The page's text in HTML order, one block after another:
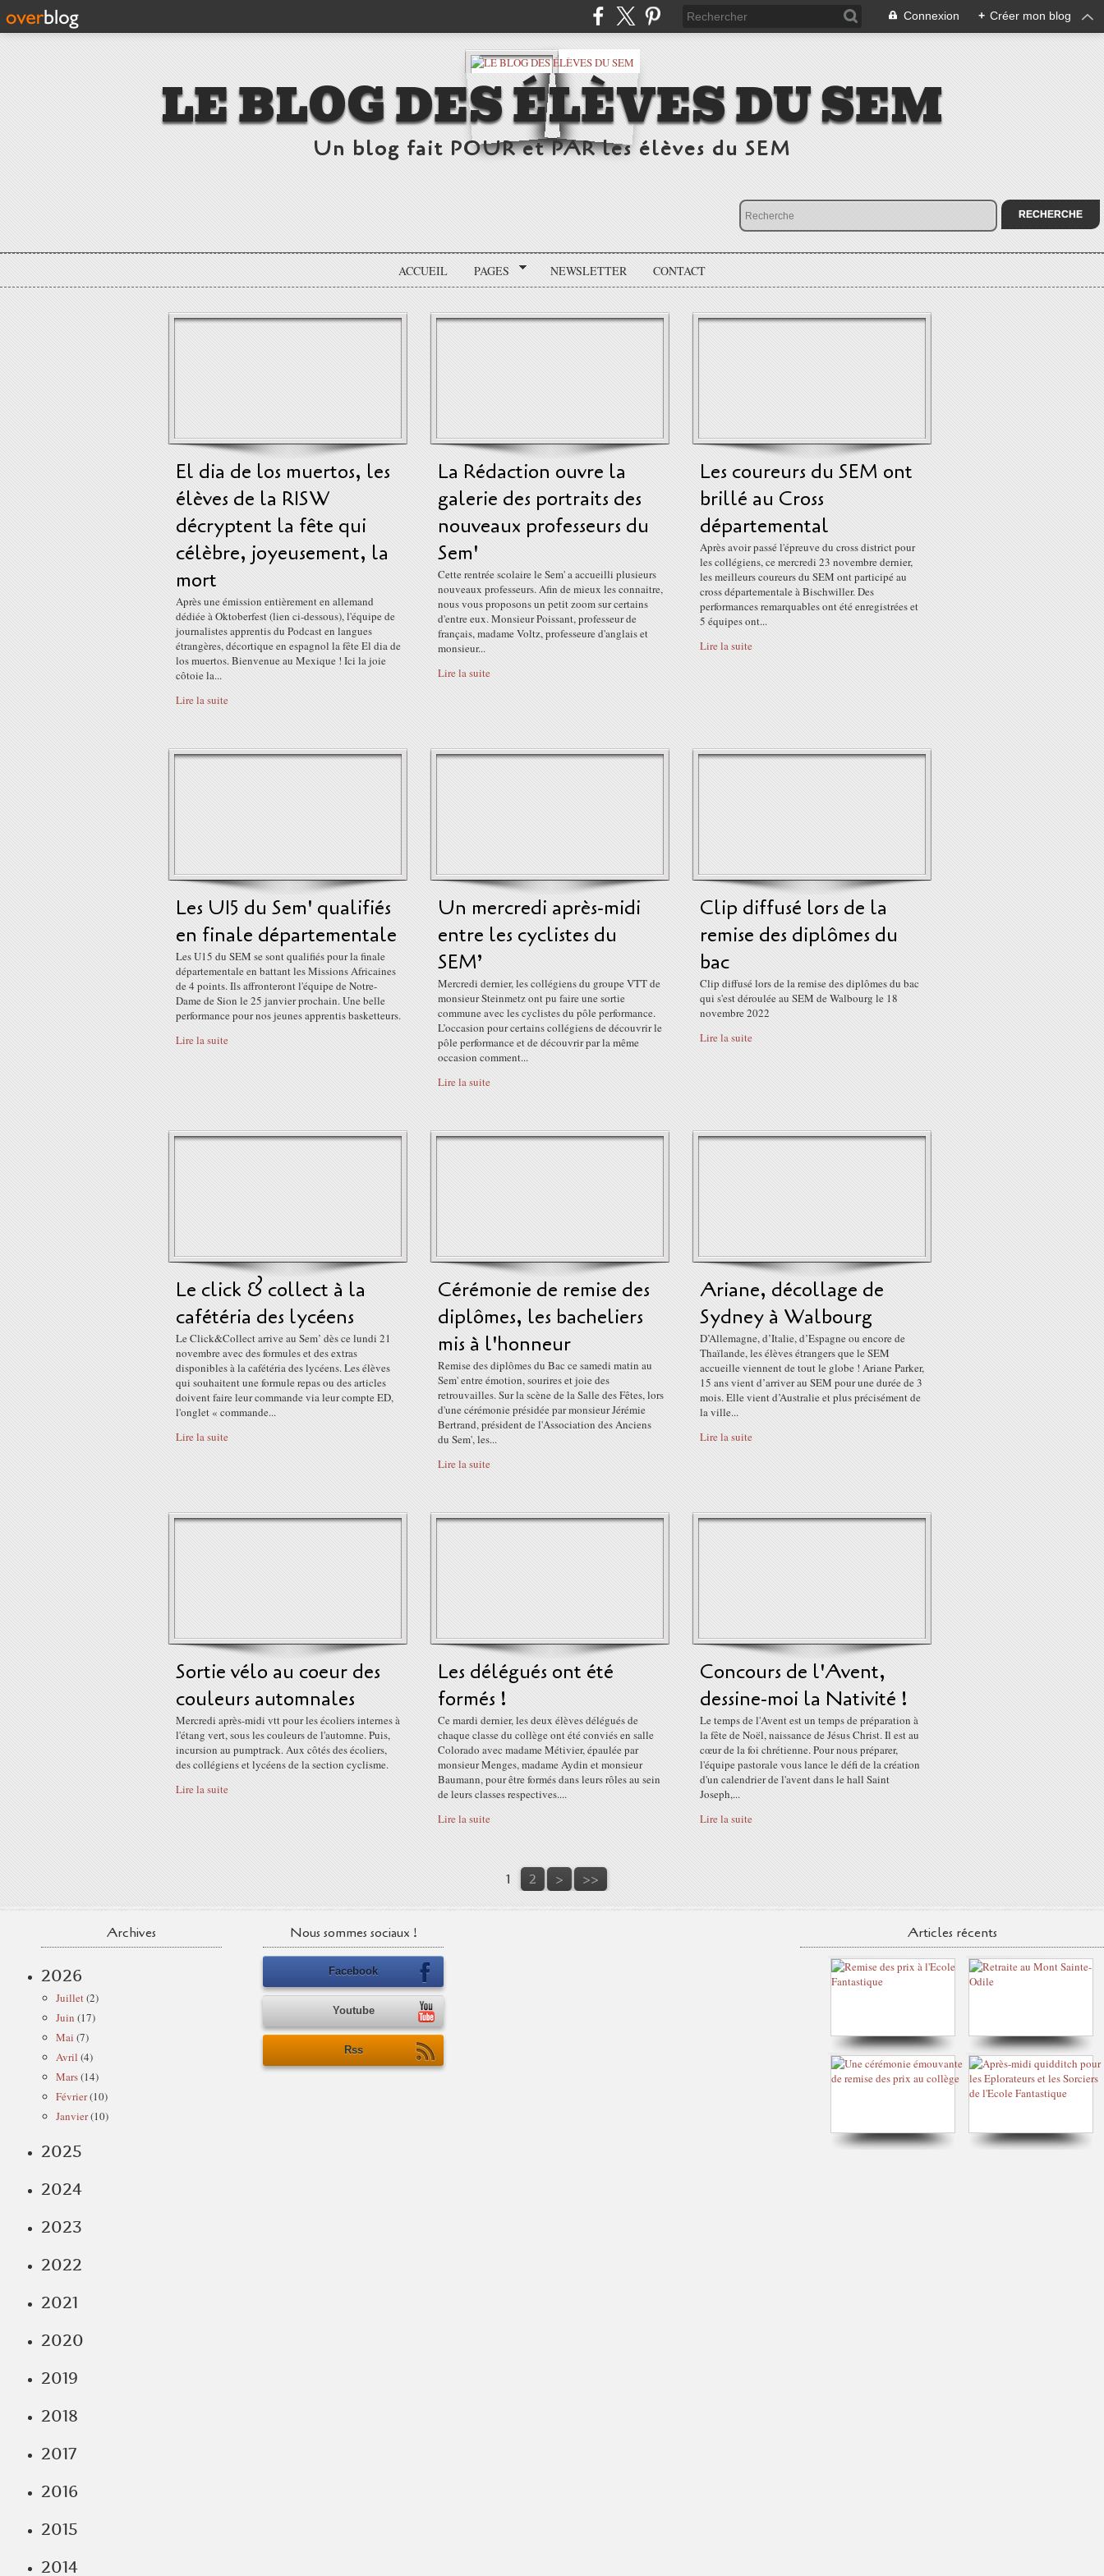
Connexion + Créer mon blog
LE BLOG DES ÉLÈVES DU SEM
Un blog fait POUR et PAR les élèves du SEM
ACCUEIL PAGES NEWSLETTER CONTACT
El dia de los muertos, les
élèves de la RISW
décryptent la fête qui
célèbre, joyeusement, la
mort
Après une émission entièrement en allemand
dédiée à Oktoberfest (lien ci-dessous), l'équipe de
journalistes apprentis du Podcast en langues
étrangères, décortique en espagnol la fête El dia de
los muertos. Bienvenue au Mexique ! Ici la joie
côtoie la...
Lire la suite
La Rédaction ouvre la
galerie des portraits des
nouveaux professeurs du
Sem'
Cette rentrée scolaire le Sem' a accueilli plusieurs
nouveaux professeurs. Afin de mieux les connaitre,
nous vous proposons un petit zoom sur certains
d'entre eux. Monsieur Poissant, professeur de
français, madame Voltz, professeure d'anglais et
monsieur...
Lire la suite
Les coureurs du SEM ont
brillé au Cross
départemental
Après avoir passé l'épreuve du cross district pour
les collégiens, ce mercredi 23 novembre dernier,
les meilleurs coureurs du SEM ont participé au
cross départementale à Bischwiller. Des
performances remarquables ont été enregistrées et
5 équipes ont...
Lire la suite
Les U15 du Sem' qualifiés
en finale départementale
Les U15 du SEM se sont qualifiés pour la finale
départementale en battant les Missions Africaines
de 4 points. Ils affronteront l'équipe de Notre-
Dame de Sion le 25 janvier prochain. Une belle
performance pour nos jeunes apprentis basketteurs.
Lire la suite
Un mercredi après-midi
entre les cyclistes du
SEM’
Mercredi dernier, les collégiens du groupe VTT de
monsieur Steinmetz ont pu faire une sortie
commune avec les cyclistes du pôle performance.
L’occasion pour certains collégiens de découvrir le
pôle performance et de découvrir par la même
occasion comment...
Lire la suite
Clip diffusé lors de la
remise des diplômes du
bac
Clip diffusé lors de la remise des diplômes du bac
qui s'est déroulée au SEM de Walbourg le 18
novembre 2022
Lire la suite
Le click & collect à la
cafétéria des lycéens
Le Click&Collect arrive au Sem’ dès ce lundi 21
novembre avec des formules et des extras
disponibles à la cafétéria des lycéens. Les élèves
qui souhaitent une formule repas ou des articles
doivent faire leur commande via leur compte ED,
l'onglet « commande...
Lire la suite
Cérémonie de remise des
diplômes, les bacheliers
mis à l'honneur
Remise des diplômes du Bac ce samedi matin au
Sem' entre émotion, sourires et joie des
retrouvailles. Sur la scène de la Salle des Fêtes, lors
d'une cérémonie présidée par monsieur Jérémie
Bertrand, président de l'Association des Anciens
du Sem', les...
Lire la suite
Ariane, décollage de
Sydney à Walbourg
D’Allemagne, d’Italie, d’Espagne ou encore de
Thaïlande, les élèves étrangers que le SEM
accueille viennent de tout le globe ! Ariane Parker,
15 ans vient d’arriver au SEM pour une durée de 3
mois. Elle vient d’Australie et plus précisément de
la ville...
Lire la suite
Sortie vélo au coeur des
couleurs automnales
Mercredi après-midi vtt pour les écoliers internes à
l'étang vert, sous les couleurs de l'automne. Puis,
incursion au pumptrack. Aux côtés des écoliers,
des collégiens et lycéens de la section cyclisme.
Lire la suite
Les délégués ont été
formés !
Ce mardi dernier, les deux élèves délégués de
chaque classe du collège ont été conviés en salle
Colorado avec madame Métivier, épaulée par
monsieur Menges, madame Aydin et monsieur
Baumann, pour être formés dans leurs rôles au sein
de leurs classes respectives....
Lire la suite
Concours de l'Avent,
dessine-moi la Nativité !
Le temps de l'Avent est un temps de préparation à
la fête de Noël, naissance de Jésus Christ. Il est au
cœur de la foi chrétienne. Pour nous préparer,
l'équipe pastorale vous lance le défi de la création
d'un calendrier de l'avent dans le hall Saint
Joseph,...
Lire la suite
1 2 > >>
Archives
2026
Juillet(2)
Juin (17)
Mai (7)
Avril (4)
Mars(14)
Février(10)
Janvier(10)
2025
2024
2023
2022
2021
2020
2019
2018
2017
2016
2015
2014
Nous sommes sociaux !
Facebook
Youtube
Rss
Articles récents